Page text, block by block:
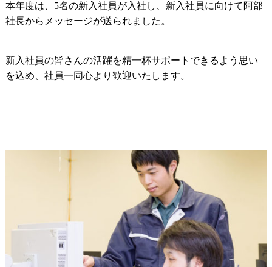
本年度は、5名の新入社員が入社し、新入社員に向けて阿部
社長からメッセージが送られました。
新入社員の皆さんの活躍を精一杯サポートできるよう思い
を込め、社員一同心より歓迎いたします。